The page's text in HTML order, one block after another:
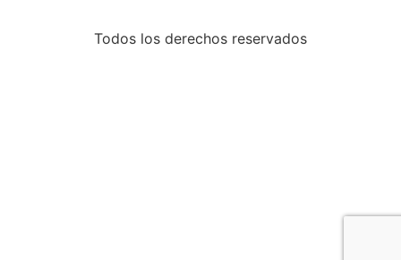
Todos los derechos reservados